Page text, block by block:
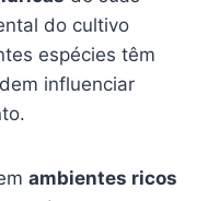
do cultivo
espécies têm
influenciar
ambientes ricos